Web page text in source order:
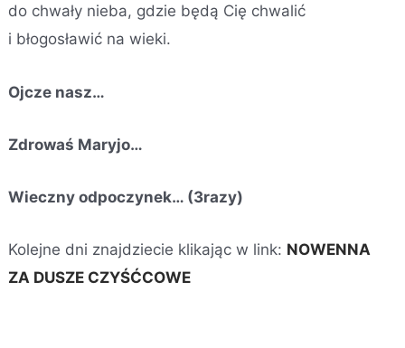
do chwały nieba, gdzie będą Cię chwalić
i błogosławić na wieki.
Ojcze nasz…
Zdrowaś Maryjo…
Wieczny odpoczynek… (3razy)
Kolejne dni znajdziecie klikając w link: NOWENNA
ZA DUSZE CZYŚĆCOWE